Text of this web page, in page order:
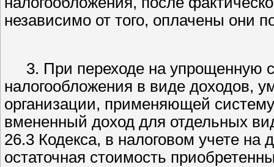
независимо от того, оплачены они
3. При переходе на упрощенную
налогообложения в виде доходов,
организации, применяющей
вмененный доход для отдельных
26.3 Кодекса, в налоговом учете на
остаточная стоимость